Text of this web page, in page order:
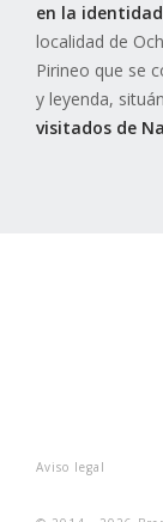
en la
localidad de
Pirineo que se
y leyenda,
visitados de
Aviso legal